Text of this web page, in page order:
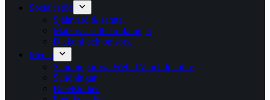
Socialt stöd
Själavård & samtal
Matkassar till barnfamiljer
Diakoni och omsorg
Media
Sändningar via Web-TV och lokal tv
Sändningar
Bibelstudier